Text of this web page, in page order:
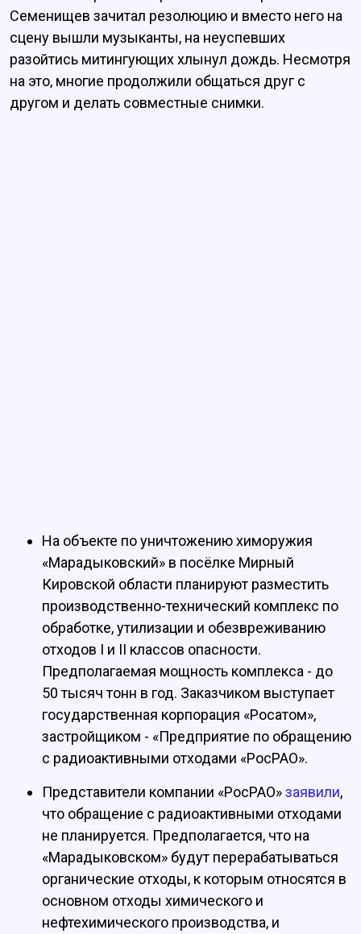
Семенищев зачитал резолюцию и вместо него на
сцену вышли музыканты, на неуспевших
разойтись митингующих хлынул дождь. Несмотря
на это, многие продолжили общаться друг с
другом и делать совместные снимки.
На объекте по уничтожению химоружия
«Марадыковский» в посёлке Мирный
Кировской области планируют разместить
производственно-технический комплекс по
обработке, утилизации и обезвреживанию
отходов I и II классов опасности.
Предполагаемая мощность комплекса - до
50 тысяч тонн в год. Заказчиком выступает
государственная корпорация «Росатом»,
застройщиком - «Предприятие по обращению
с радиоактивными отходами «РосРАО».
Представители компании «РосРАО»заявили,
что обращение с радиоактивными отходами
не планируется. Предполагается, что на
«Марадыковском» будут перерабатываться
органические отходы, к которым относятся в
основном отходы химического и
нефтехимического производства, и